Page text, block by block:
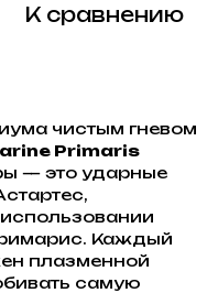
К сравнению
чистым гневом
Primaris
— это ударные
Каждый
плазменной
самую